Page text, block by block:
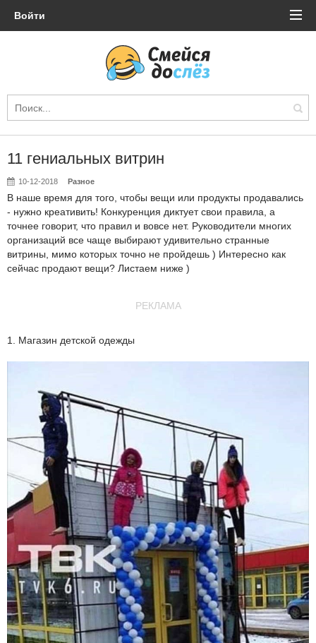
Войти
11 гениальных витрин
10-12-2018 Разное
В наше время для того, чтобы вещи или продукты продавались
- нужно креативить! Конкуренция диктует свои правила, а
точнее говорит, что правил и вовсе нет. Руководители многих
организаций все чаще выбирают удивительно странные
витрины, мимо которых точно не пройдешь ) Интересно как
сейчас продают вещи? Листаем ниже )
РЕКЛАМА
1. Магазин детской одежды